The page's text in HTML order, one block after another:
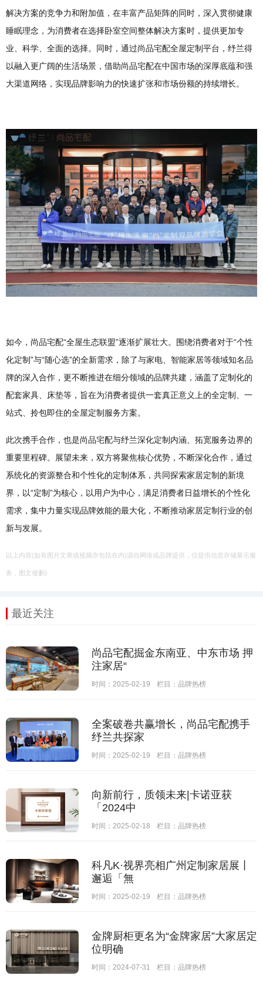
解决方案的竞争力和附加值，在丰富产品矩阵的同时，深入贯彻健康
睡眠理念，为消费者在选择卧室空间整体解决方案时，提供更加专
业、科学、全面的选择。同时，通过尚品宅配全屋定制平台，纾兰得
以融入更广阔的生活场景，借助尚品宅配在中国市场的深厚底蕴和强
大渠道网络，实现品牌影响力的快速扩张和市场份额的持续增长。
如今，尚品宅配“全屋生态联盟”逐渐扩展壮大。围绕消费者对于“个性
化定制”与“随心选”的全新需求，除了与家电、智能家居等领域知名品
牌的深入合作，更不断推进在细分领域的品牌共建，涵盖了定制化的
配套家具、床垫等，旨在为消费者提供一套真正意义上的全定制、一
站式、拎包即住的全屋定制服务方案。
此次携手合作，也是尚品宅配与纾兰深化定制内涵、拓宽服务边界的
重要里程碑。展望未来，双方将聚焦核心优势，不断深化合作，通过
系统化的资源整合和个性化的定制体系，共同探索家居定制的新境
界，以“定制”为核心，以用户为中心，满足消费者日益增长的个性化
需求，集中力量实现品牌效能的最大化，不断推动家居定制行业的创
新与发展。
以上内容(如有图片文章或视频亦包括在内)源自网络或品牌提供，仅提供信息存储展示服
务，图文侵删)
最近关注
尚品宅配掘金东南亚、中东市场 押
注家居“
时间：2025-02-19 栏目： 品牌热榜
全案破卷共赢增长，尚品宅配携手
纾兰共探家
时间：2025-02-19 栏目： 品牌热榜
向新前行，质领未来|卡诺亚获
「2024中
时间：2025-02-18 栏目： 品牌热榜
科凡K·视界亮相广州定制家居展丨
邂逅「無
时间：2025-02-19 栏目： 品牌热榜
金牌厨柜更名为“金牌家居”大家居定
位明确
时间：2024-07-31 栏目： 品牌热榜